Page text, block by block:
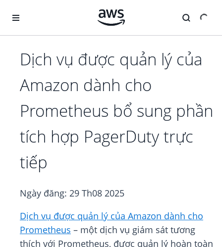
Dịch vụ được quản lý của
Amazon dành cho
Prometheus bổ sung phần
tích hợp PagerDuty trực
tiếp
Ngày đăng: 29 Th08 2025
Dịch vụ được quản lý của Amazon dành cho
Prometheus – một dịch vụ giám sát tương
thích với Prometheus, được quản lý hoàn toàn